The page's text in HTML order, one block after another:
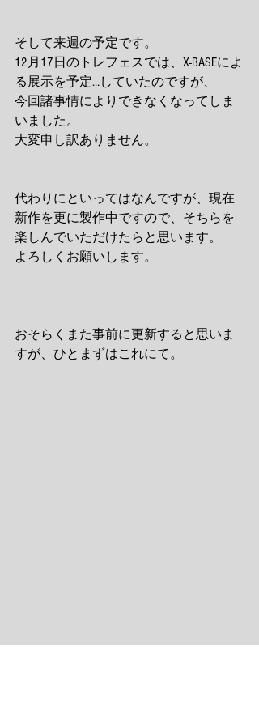
そして来週の予定です。
12月17日のトレフェスでは、X-BASEによ
る展示を予定…していたのですが、
今回諸事情によりできなくなってしま
いました。
大変申し訳ありません。
代わりにといってはなんですが、現在
新作を更に製作中ですので、そちらを
楽しんでいただけたらと思います。
よろしくお願いします。
おそらくまた事前に更新すると思いま
すが、ひとまずはこれにて。